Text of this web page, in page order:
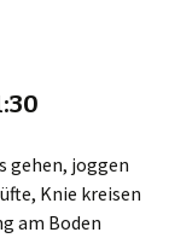
gehen, joggen
Knie kreisen
am Boden